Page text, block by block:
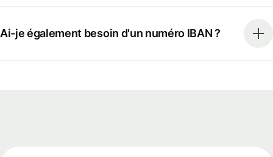
Ai-je également besoin d'un numéro IBAN ?